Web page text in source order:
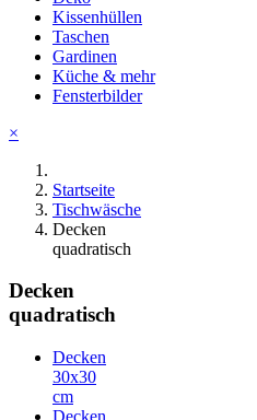
Kissenhüllen
Taschen
Gardinen
Küche & mehr
Fensterbilder
×
Startseite
Tischwäsche
Decken
quadratisch
Decken
quadratisch
Decken
30x30
cm
Decken